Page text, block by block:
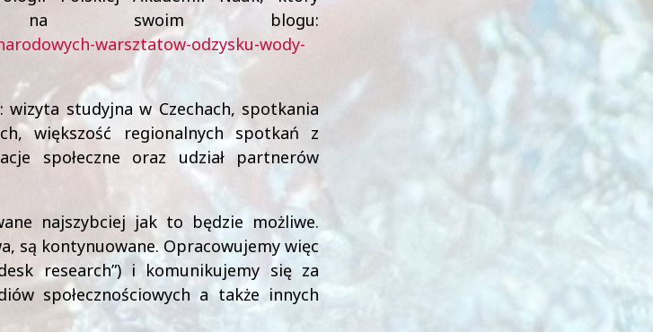
na swoim blogu:
warsztatow-odzysku-wody-
wizyta studyjna w Czechach, spotkania
większość regionalnych spotkań z
społeczne oraz udział partnerów
najszybciej jak to będzie możliwe.
są kontynuowane. Opracowujemy więc
research”) i komunikujemy się za
społecznościowych a także innych